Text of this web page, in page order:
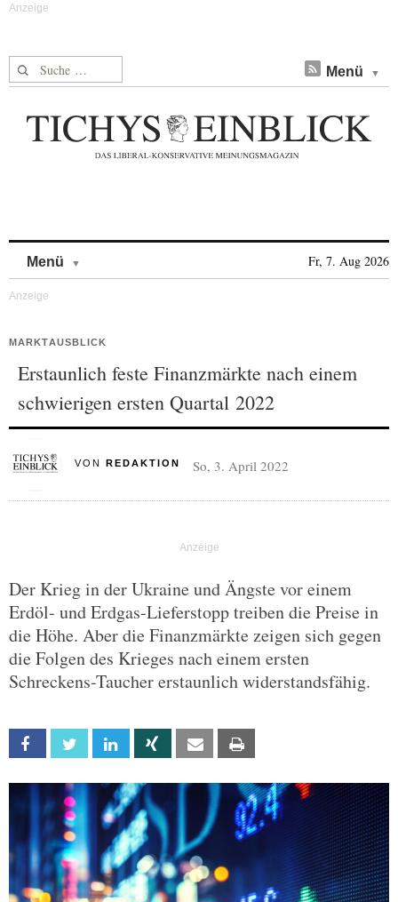
Suche nach: Menü
Menü Fr, 7. Aug 2026
MARKTAUSBLICK
Erstaunlich feste Finanzmärkte nach einem
schwierigen ersten Quartal 2022
VON REDAKTION So, 3. April 2022
Der Krieg in der Ukraine und Ängste vor einem
Erdöl- und Erdgas-Lieferstopp treiben die Preise in
die Höhe. Aber die Finanzmärkte zeigen sich gegen
die Folgen des Krieges nach einem ersten
Schreckens-Taucher erstaunlich widerstandsfähig.
Facebook Twitter Linkedin Xing Email